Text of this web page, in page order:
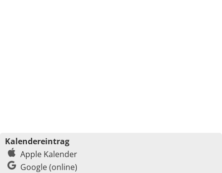
Kalendereintrag
Apple Kalender
Google (online)